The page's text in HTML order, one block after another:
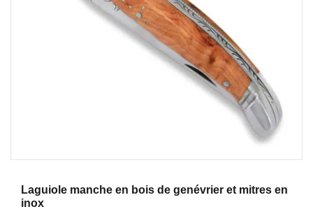
Laguiole manche en bois de genévrier et mitres en
inox